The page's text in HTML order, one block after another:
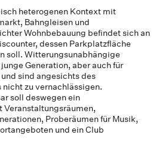
heterogenen Kontext mit
Bahngleisen und
Wohnbebauung befindet sich an
dessen Parkplatzfläche
soll. Witterungsunabhängige
Generation, aber auch für
sind angesichts des
zu vernachlässigen.
soll deswegen ein
Proberäumen für Musik,
und ein Club